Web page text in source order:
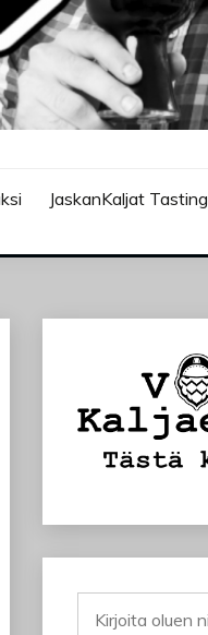
JaskanKaljat Tasting